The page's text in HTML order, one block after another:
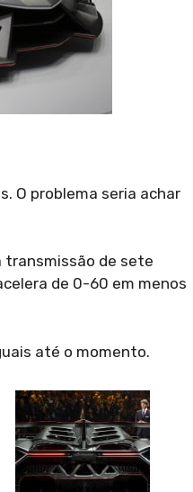
O problema seria achar
transmissão de sete
de 0-60 em menos
até o momento.